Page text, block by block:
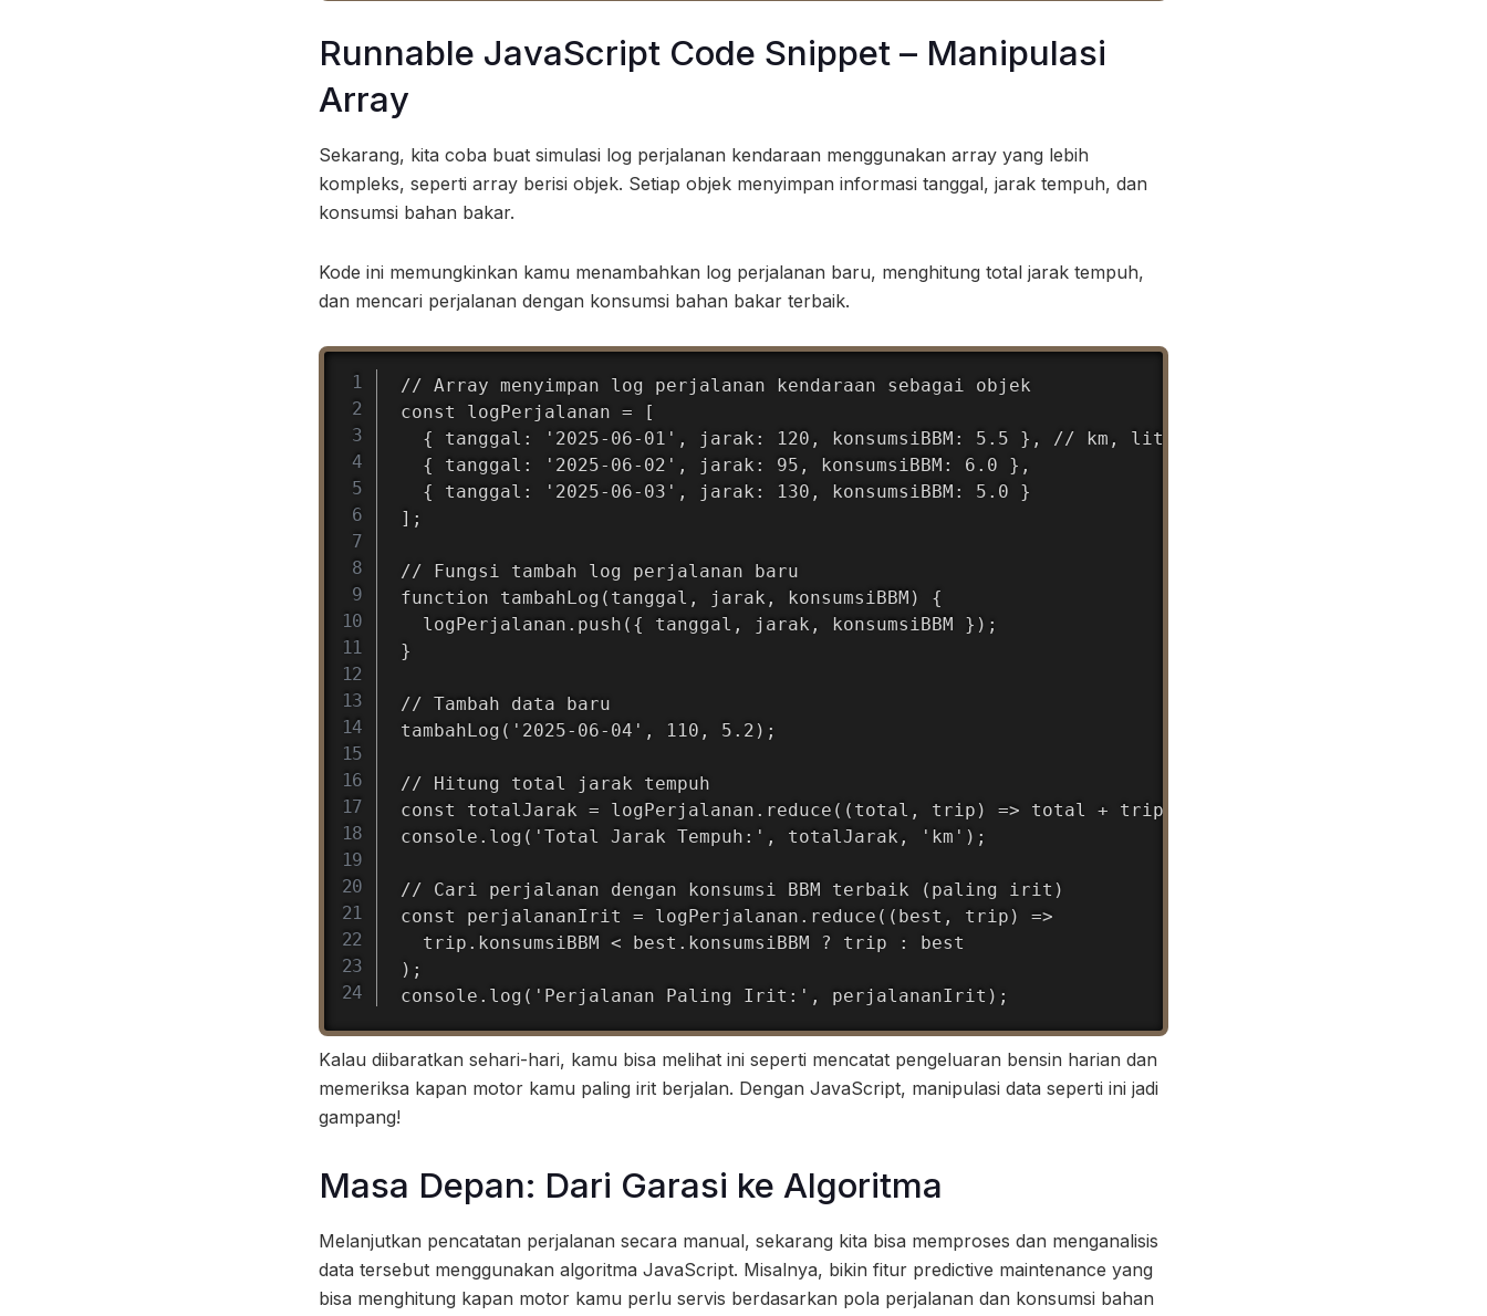
Runnable JavaScript Code Snippet – Manipulasi
Array
Sekarang, kita coba buat simulasi log perjalanan kendaraan menggunakan array yang lebih
kompleks, seperti array berisi objek. Setiap objek menyimpan informasi tanggal, jarak tempuh, dan
konsumsi bahan bakar.
Kode ini memungkinkan kamu menambahkan log perjalanan baru, menghitung total jarak tempuh,
dan mencari perjalanan dengan konsumsi bahan bakar terbaik.
// Array menyimpan log perjalanan kendaraan sebagai objek
const logPerjalanan = [
  { tanggal: '2025-06-01', jarak: 120, konsumsiBBM: 5.5 }, // km, liter per 100 km
  { tanggal: '2025-06-02', jarak: 95, konsumsiBBM: 6.0 },
  { tanggal: '2025-06-03', jarak: 130, konsumsiBBM: 5.0 }
];
// Fungsi tambah log perjalanan baru
function tambahLog(tanggal, jarak, konsumsiBBM) {
  logPerjalanan.push({ tanggal, jarak, konsumsiBBM });
}
// Tambah data baru
tambahLog('2025-06-04', 110, 5.2);
// Hitung total jarak tempuh
const totalJarak = logPerjalanan.reduce((total, trip) => total + trip.jarak, 0);
console.log('Total Jarak Tempuh:', totalJarak, 'km');
// Cari perjalanan dengan konsumsi BBM terbaik (paling irit)
const perjalananIrit = logPerjalanan.reduce((best, trip) =>
  trip.konsumsiBBM < best.konsumsiBBM ? trip : best
);
console.log('Perjalanan Paling Irit:', perjalananIrit);
Kalau diibaratkan sehari-hari, kamu bisa melihat ini seperti mencatat pengeluaran bensin harian dan
memeriksa kapan motor kamu paling irit berjalan. Dengan JavaScript, manipulasi data seperti ini jadi
gampang!
Masa Depan: Dari Garasi ke Algoritma
Melanjutkan pencatatan perjalanan secara manual, sekarang kita bisa memproses dan menganalisis
data tersebut menggunakan algoritma JavaScript. Misalnya, bikin fitur predictive maintenance yang
bisa menghitung kapan motor kamu perlu servis berdasarkan pola perjalanan dan konsumsi bahan